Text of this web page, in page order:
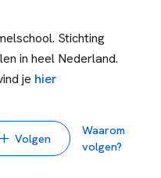
Stichting
in heel Nederland.
je hier
Volgen
Waarom
volgen?